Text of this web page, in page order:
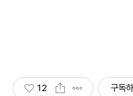
12 구독